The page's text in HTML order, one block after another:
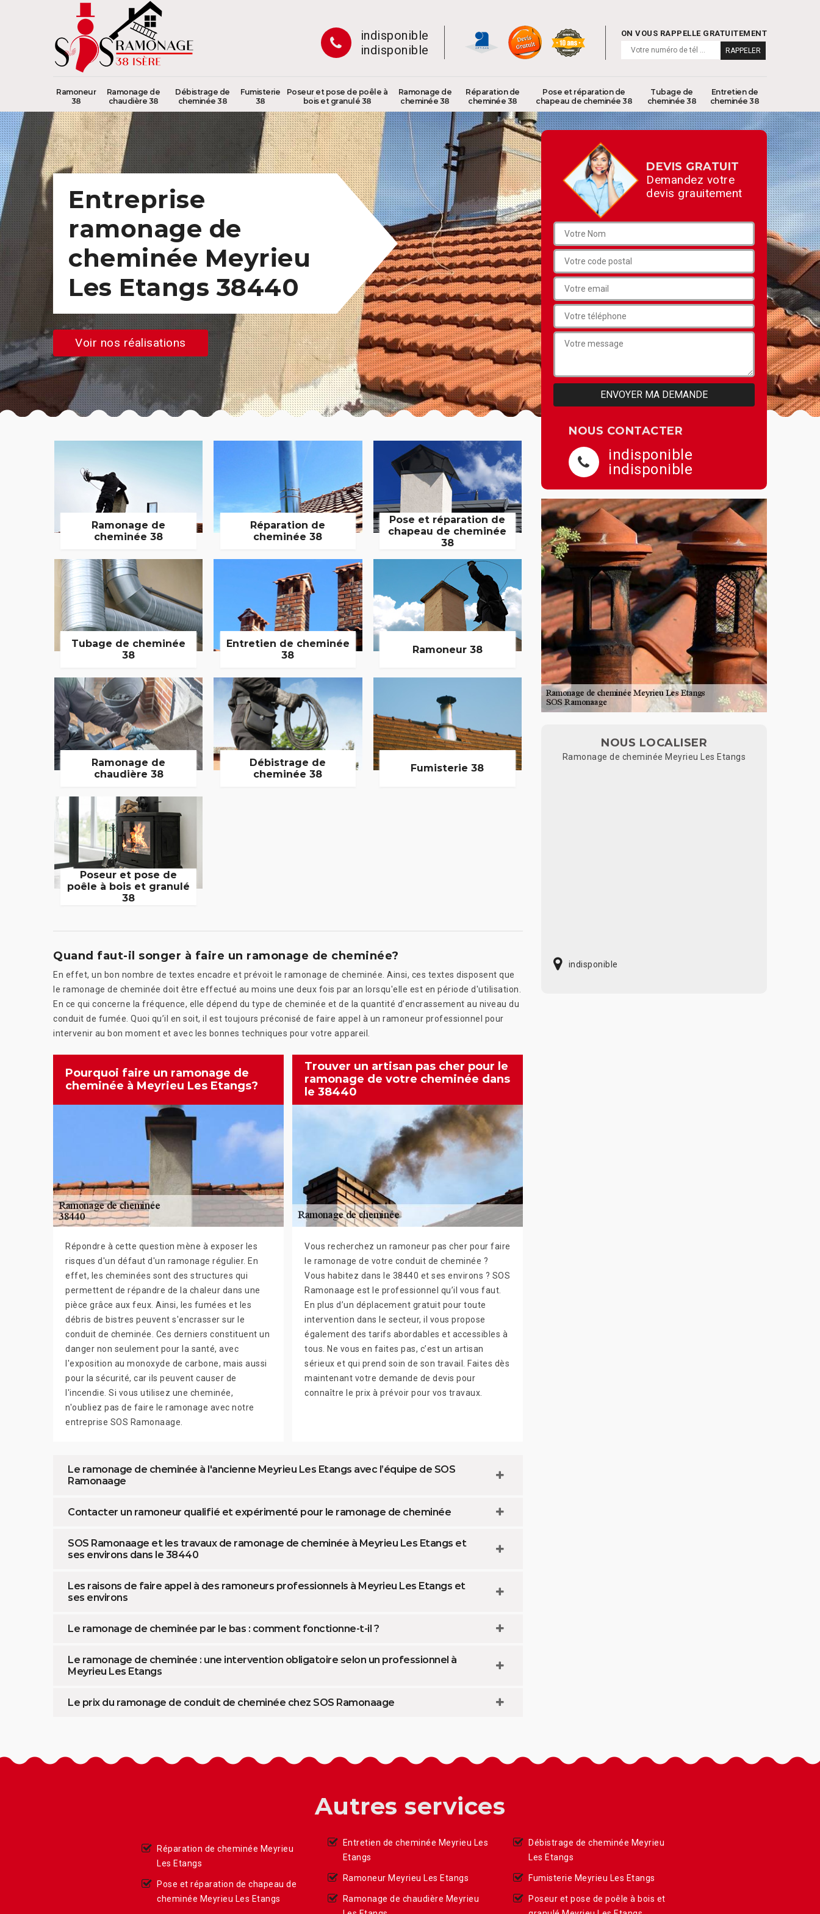
indisponible
indisponible
ON VOUS RAPPELLE GRATUITEMENT
Ramoneur
38
Ramonage de
chaudière 38
Débistrage de
cheminée 38
Fumisterie
38
Poseur et pose de poêle à
bois et granulé 38
Ramonage de
cheminée 38
Réparation de
cheminée 38
Pose et réparation de
chapeau de cheminée 38
Tubage de
cheminée 38
Entretien de
cheminée 38
Entreprise
ramonage de
cheminée Meyrieu
Les Etangs 38440
Voir nos réalisations
Ramonage de
cheminée 38
Réparation de
cheminée 38
Pose et réparation de
chapeau de cheminée
38
Tubage de cheminée
38
Entretien de cheminée
38
Ramoneur 38
Ramonage de
chaudière 38
Débistrage de
cheminée 38
Fumisterie 38
Poseur et pose de
poêle à bois et granulé
38
Quand faut-il songer à faire un ramonage de cheminée?
En effet, un bon nombre de textes encadre et prévoit le ramonage de cheminée. Ainsi, ces textes disposent que
le ramonage de cheminée doit être effectué au moins une deux fois par an lorsqu'elle est en période d'utilisation.
En ce qui concerne la fréquence, elle dépend du type de cheminée et de la quantité d’encrassement au niveau du
conduit de fumée. Quoi qu’il en soit, il est toujours préconisé de faire appel à un ramoneur professionnel pour
intervenir au bon moment et avec les bonnes techniques pour votre appareil.
Pourquoi faire un ramonage de
cheminée à Meyrieu Les Etangs?
Répondre à cette question mène à exposer les
risques d'un défaut d'un ramonage régulier. En
effet, les cheminées sont des structures qui
permettent de répandre de la chaleur dans une
pièce grâce aux feux. Ainsi, les fumées et les
débris de bistres peuvent s'encrasser sur le
conduit de cheminée. Ces derniers constituent un
danger non seulement pour la santé, avec
l'exposition au monoxyde de carbone, mais aussi
pour la sécurité, car ils peuvent causer de
l'incendie. Si vous utilisez une cheminée,
n'oubliez pas de faire le ramonage avec notre
entreprise SOS Ramonaage.
Trouver un artisan pas cher pour le
ramonage de votre cheminée dans
le 38440
Vous recherchez un ramoneur pas cher pour faire
le ramonage de votre conduit de cheminée ?
Vous habitez dans le 38440 et ses environs ? SOS
Ramonaage est le professionnel qu’il vous faut.
En plus d’un déplacement gratuit pour toute
intervention dans le secteur, il vous propose
également des tarifs abordables et accessibles à
tous. Ne vous en faites pas, c’est un artisan
sérieux et qui prend soin de son travail. Faites dès
maintenant votre demande de devis pour
connaître le prix à prévoir pour vos travaux.
Le ramonage de cheminée à l'ancienne Meyrieu Les Etangs avec l’équipe de SOS
Ramonaage
Contacter un ramoneur qualifié et expérimenté pour le ramonage de cheminée
SOS Ramonaage et les travaux de ramonage de cheminée à Meyrieu Les Etangs et
ses environs dans le 38440
Les raisons de faire appel à des ramoneurs professionnels à Meyrieu Les Etangs et
ses environs
Le ramonage de cheminée par le bas : comment fonctionne-t-il ?
Le ramonage de cheminée : une intervention obligatoire selon un professionnel à
Meyrieu Les Etangs
Le prix du ramonage de conduit de cheminée chez SOS Ramonaage
DEVIS GRATUIT
Demandez votre
devis grauitement
NOUS CONTACTER
indisponible
indisponible
NOUS LOCALISER
Ramonage de cheminée Meyrieu Les Etangs
indisponible
Autres services
Réparation de cheminée Meyrieu
Les Etangs
Pose et réparation de chapeau de
cheminée Meyrieu Les Etangs
Entretien de cheminée Meyrieu Les
Etangs
Ramoneur Meyrieu Les Etangs
Ramonage de chaudière Meyrieu
Débistrage de cheminée Meyrieu
Les Etangs
Fumisterie Meyrieu Les Etangs
Poseur et pose de poêle à bois et